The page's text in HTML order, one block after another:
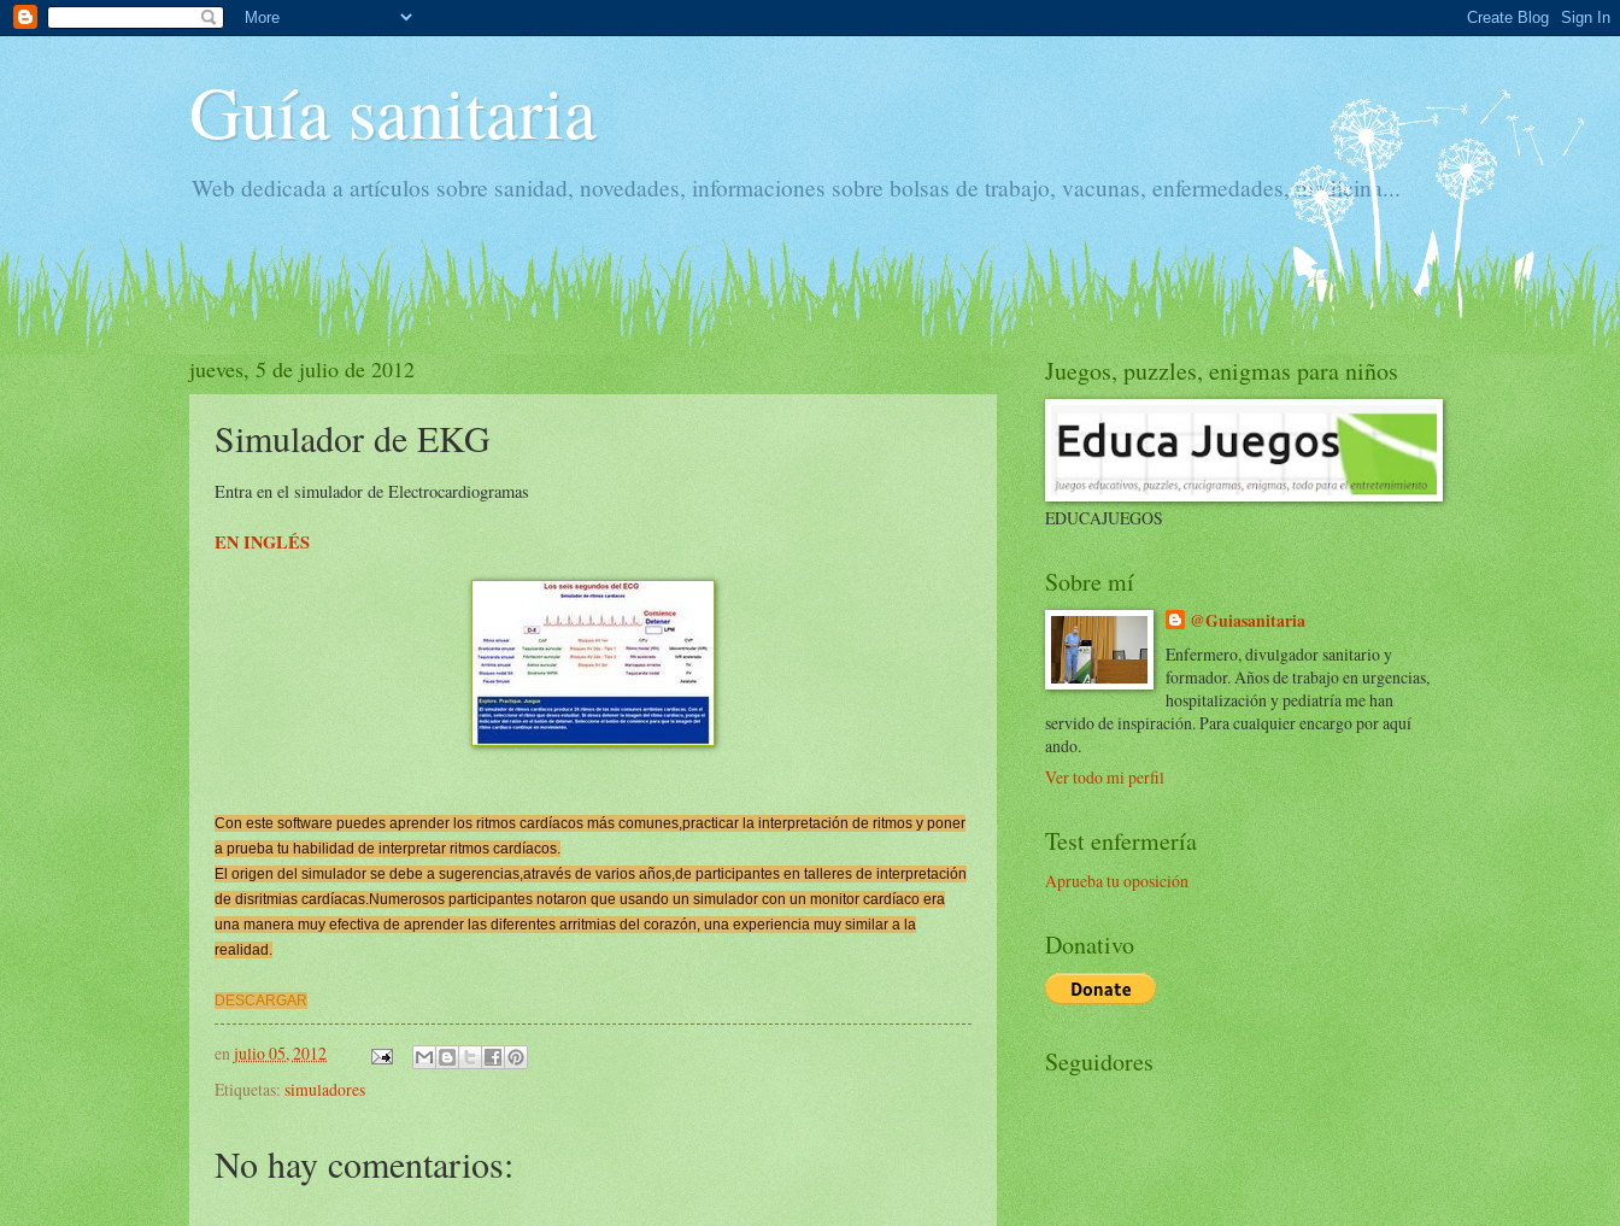
Guía sanitaria
Web dedicada a artículos sobre sanidad, novedades, informaciones sobre bolsas de trabajo, vacunas, enfermedades, medicina...
jueves, 5 de julio de 2012
Simulador de EKG
Entra en el simulador de Electrocardiogramas
EN INGLÉS
Con este software puedes aprender los ritmos cardíacos más comunes,practicar la interpretación de ritmos y poner
a prueba tu habilidad de interpretar ritmos cardíacos.
El origen del simulador se debe a sugerencias,através de varios años,de participantes en talleres de interpretación
de disritmias cardíacas.Numerosos participantes notaron que usando un simulador con un monitor cardíaco era
una manera muy efectiva de aprender las diferentes arritmias del corazón, una experiencia muy similar a la
realidad.
DESCARGAR
enjulio 05, 2012
Etiquetas: simuladores
No hay comentarios:
Juegos, puzzles, enigmas para niños
EDUCAJUEGOS
Sobre mí
@Guiasanitaria
Enfermero, divulgador sanitario y
formador. Años de trabajo en urgencias,
hospitalización y pediatría me han
servido de inspiración. Para cualquier encargo por aquí
ando.
Ver todo mi perfil
Test enfermería
Aprueba tu oposición
Donativo
Seguidores